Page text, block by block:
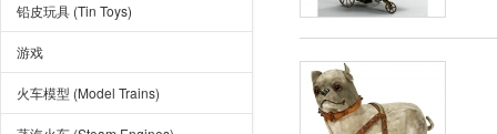
铅皮玩具 (Tin Toys)
游戏
火车模型 (Model Trains)